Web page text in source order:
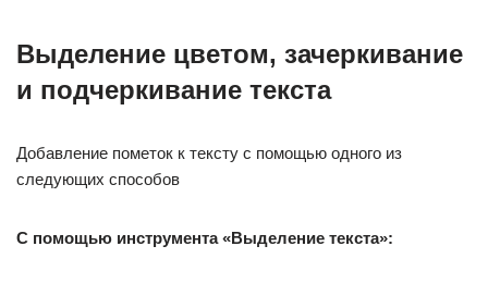
Выделение цветом, зачеркивание
и подчеркивание текста
Добавление пометок к тексту с помощью одного из
следующих способов
С помощью инструмента «Выделение текста»: